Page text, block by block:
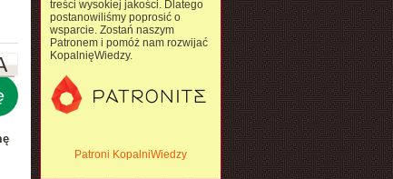
treści wysokiej jakości. Dlatego
postanowiliśmy poprosić o
wsparcie. Zostań naszym
Patronem i pomóż nam rozwijać
KopalnięWiedzy.
Patroni KopalniWiedzy